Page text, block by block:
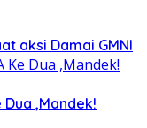
aksi Damai GMNI
Dua ,Mandek!